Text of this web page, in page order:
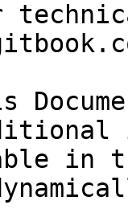
in